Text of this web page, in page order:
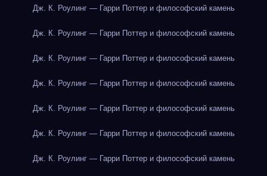
Дж. К. Роулинг — Гарри Поттер и философский камень
Дж. К. Роулинг — Гарри Поттер и философский камень
Дж. К. Роулинг — Гарри Поттер и философский камень
Дж. К. Роулинг — Гарри Поттер и философский камень
Дж. К. Роулинг — Гарри Поттер и философский камень
Дж. К. Роулинг — Гарри Поттер и философский камень
Дж. К. Роулинг — Гарри Поттер и философский камень